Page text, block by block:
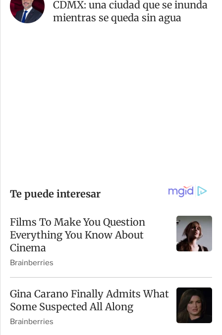
CDMX: una ciudad que se inunda
mientras se queda sin agua